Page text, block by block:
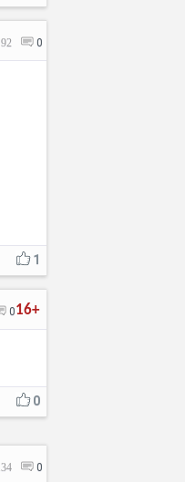
92 0
1
16+
0
0
0